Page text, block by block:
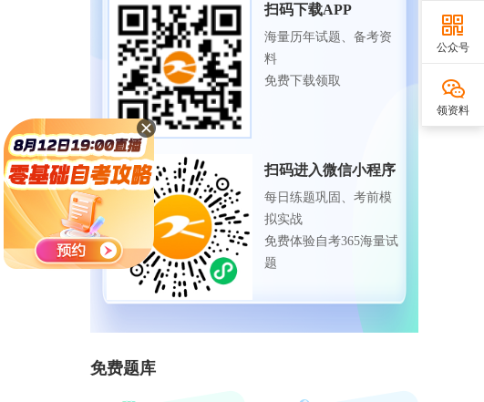
扫码下载APP
海量历年试题、备考资
料
免费下载领取
扫码进入微信小程序
每日练题巩固、考前模
拟实战
免费体验自考365海量试
题
免费题库
公众号
领资料